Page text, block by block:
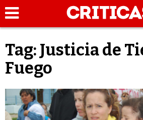
Tag: Justicia de
Fuego